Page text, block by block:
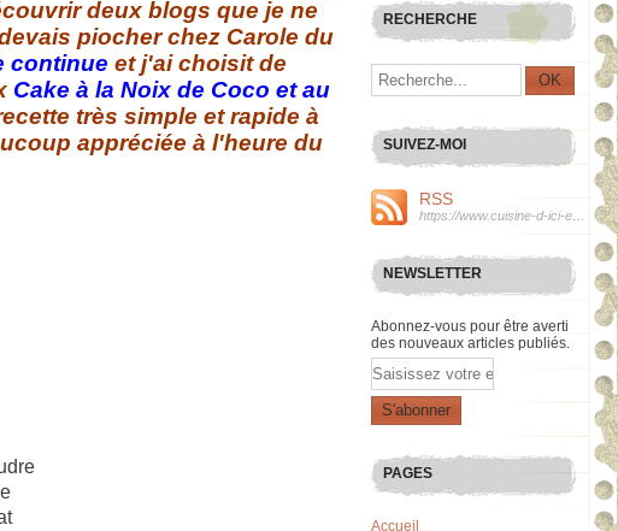
deux blogs que je ne
piocher chez Carole du
continue et j'ai choisit de
Cake à la Noix de Coco et au
très simple et rapide à
appréciée à l'heure du
RECHERCHE
SUIVEZ-MOI
RSS
NEWSLETTER
Abonnez-vous pour être averti
des nouveaux articles publiés.
Email
PAGES
Accueil